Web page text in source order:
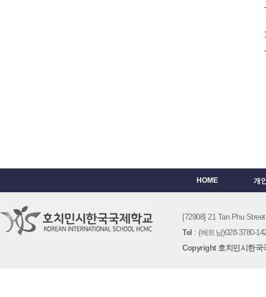
HOME 개
[72908] 21 Tan Phu
Tel : (베트남)028-3780-
Copyright 호치민시한국